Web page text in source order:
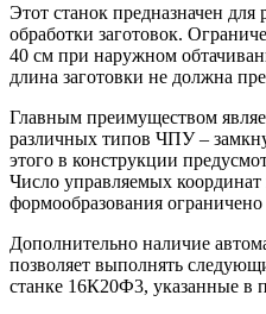
Этот станок предназначен
обработки заготовок.
40 см при наружном
длина заготовки не должна
Главным преимуществом
различных типов ЧПУ –
этого в конструкции
Число управляемых
формообразования ограничено
Дополнительно наличие
позволяет выполнять
станке 16К20Ф3, указанные в